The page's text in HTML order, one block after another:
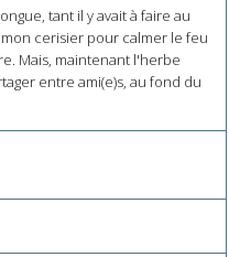
tant il y avait à faire au
cerisier pour calmer le feu
Mais, maintenant l'herbe
entre ami(e)s, au fond du